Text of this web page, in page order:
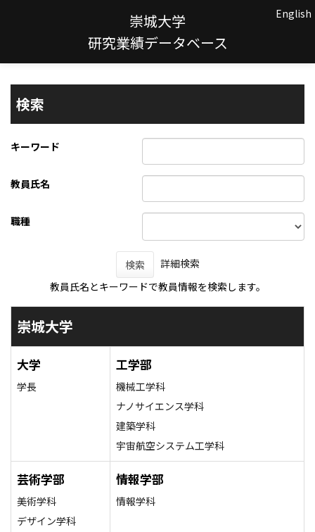
崇城大学
研究業績データベース
English
検索
キーワード
教員氏名
職種
検索
詳細検索
教員氏名とキーワードで教員情報を検索します。
崇城大学
大学
学長
工学部
機械工学科
ナノサイエンス学科
建築学科
宇宙航空システム工学科
芸術学部
美術学科
デザイン学科
情報学部
情報学科